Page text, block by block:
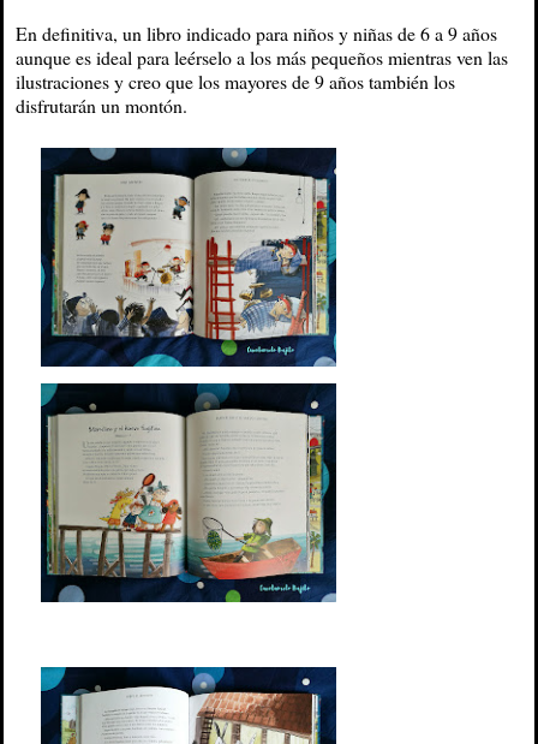
En definitiva, un libro indicado para niños y niñas de 6 a 9 años
aunque es ideal para leérselo a los más pequeños mientras ven las
ilustraciones y creo que los mayores de 9 años también los
disfrutarán un montón.